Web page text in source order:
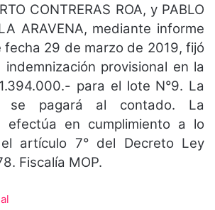
CONTRERAS ROA, y PABLO
ARAVENA, mediante informe
29 de marzo de 2019, fijó
provisional en la
para el lote N°9. La
se pagará al contado. La
efectúa en cumplimiento a lo
artículo 7° del Decreto Ley
Fiscalía MOP.